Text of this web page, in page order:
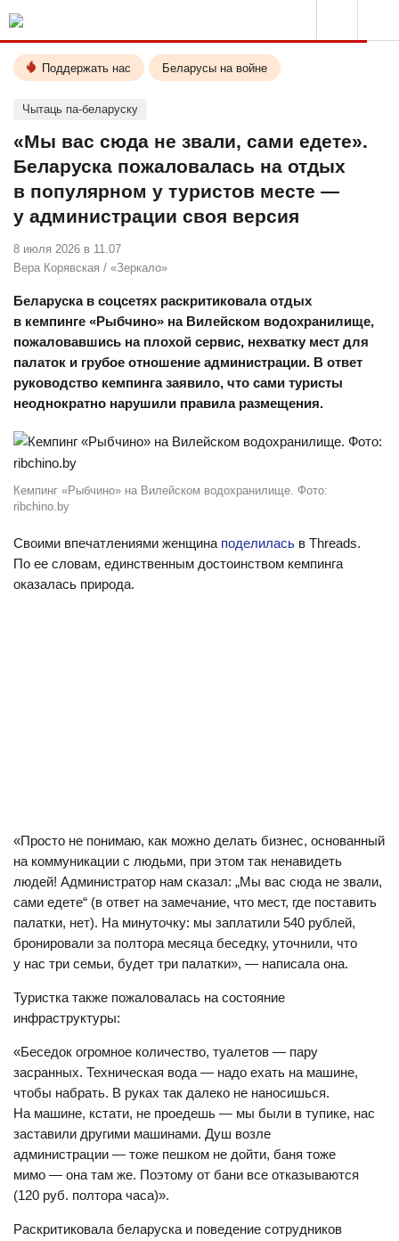
Поддержать нас Беларусы на войне
Чытаць па-беларуску
«Мы вас сюда не звали, сами едете».
Беларуска пожаловалась на отдых
в популярном у туристов месте —
у администрации своя версия
8 июля 2026 в 11.07
Вера Корявская / «Зеркало»
Беларуска в соцсетях раскритиковала отдых
в кемпинге «Рыбчино» на Вилейском водохранилище,
пожаловавшись на плохой сервис, нехватку мест для
палаток и грубое отношение администрации. В ответ
руководство кемпинга заявило, что сами туристы
неоднократно нарушили правила размещения.
Кемпинг «Рыбчино» на Вилейском водохранилище. Фото:
ribchino.by
Своими впечатлениями женщина поделилась в Threads.
По ее словам, единственным достоинством кемпинга
оказалась природа.
«Просто не понимаю, как можно делать бизнес, основанный
на коммуникации с людьми, при этом так ненавидеть
людей! Администратор нам сказал: „Мы вас сюда не звали,
сами едете“ (в ответ на замечание, что мест, где поставить
палатки, нет). На минуточку: мы заплатили 540 рублей,
бронировали за полтора месяца беседку, уточнили, что
у нас три семьи, будет три палатки», — написала она.
Туристка также пожаловалась на состояние
инфраструктуры:
«Беседок огромное количество, туалетов — пару
засранных. Техническая вода — надо ехать на машине,
чтобы набрать. В руках так далеко не наносишься.
На машине, кстати, не проедешь — мы были в тупике, нас
заставили другими машинами. Душ возле
администрации — тоже пешком не дойти, баня тоже
мимо — она там же. Поэтому от бани все отказываются
(120 руб. полтора часа)».
Раскритиковала беларуска и поведение сотрудников